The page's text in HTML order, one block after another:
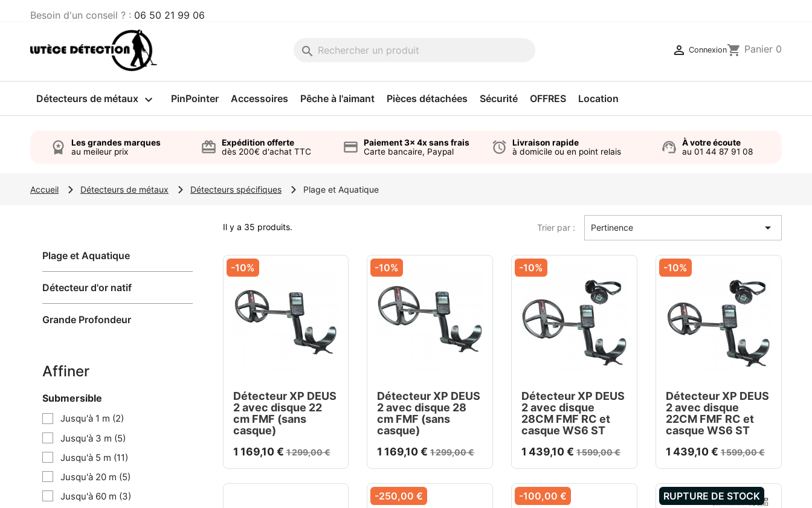
Besoin d'un conseil ? : 06 50 21 99 06
search  Connexionshopping_cart Panier 0

Détecteurs de métaux PinPointer Accessoires Pêche à l'aimant Pièces détachées Sécurité OFFRES Location
workspace_premium
Les grandes marques
au meileur prix
card_giftcard
Expédition offerte
dès 200€ d'achat TTC
credit_card
Paiement 3x 4x sans frais
Carte bancaire, Paypal
alarm
Livraison rapide
à domicile ou en point relais
support_agent
À votre écoute
au 01 44 87 91 08
Accueil Détecteurs de métaux Détecteurs spécifiques Plage et Aquatique
Plage et Aquatique
Détecteur d'or natif
Grande Profondeur
Affiner
Submersible
Jusqu'à 1 m (2)
Jusqu'à 3 m (5)
Jusqu'à 5 m (11)
Jusqu'à 20 m (5)
Jusqu'à 60 m (3)
Il y a 35 produits. Trier par : Pertinence 
Détecteur XP DEUS
2 avec disque 22
cm FMF (sans
casque)
1 169,10 €1 299,00 €
-10%
Détecteur XP DEUS
2 avec disque 28
cm FMF (sans
casque)
1 169,10 €1 299,00 €
-10%
Détecteur XP DEUS
2 avec disque
28CM FMF RC et
casque WS6 ST
1 439,10 €1 599,00 €
-10%
Détecteur XP DEUS
2 avec disque
22CM FMF RC et
casque WS6 ST
1 439,10 €1 599,00 €
-10%
-250,00 € -100,00 € RUPTURE DE STOCK